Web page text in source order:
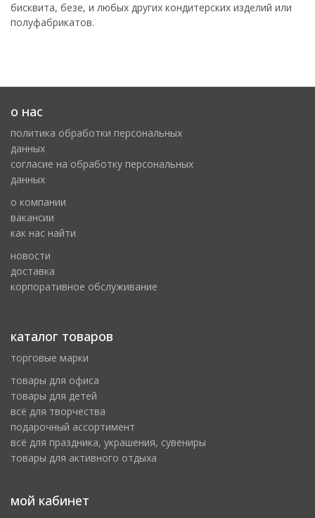
бисквита, безе, и любых других кондитерских изделий или
полуфабрикатов.
о нас
политика обработки персональных
данных
cогласие на обработку персональных
данных
о компании
вакансии
как нас найти
новости
доставка
корпоративное обслуживание
каталог товаров
торговые марки
товары для офиса
товары для детей
всё для творчества
подарочный ассортимент
всё для праздника, украшения, сувениры
товары для активного отдыха
мой кабинет